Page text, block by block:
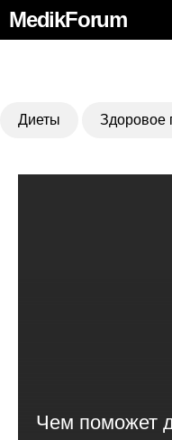
MedikForum
Диеты Здоровое
Чем поможет